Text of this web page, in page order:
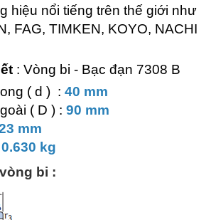
hiệu nổi tiếng trên thế giới như
FAG, TIMKEN, KOYO, NACHI
: Vòng bi - Bạc đạn 7308 B
( d ) : 40 mm
( D ) : 90 mm
mm
0.630 kg
bi :